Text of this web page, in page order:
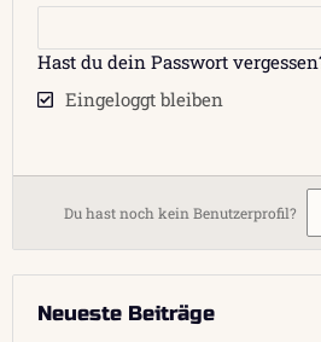
Hast du dein Passwort
Eingeloggt bleiben
Du hast noch kein Benutzerprofil?
Neueste Beiträge